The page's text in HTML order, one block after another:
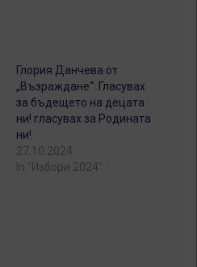
Глория Данчева от
„Възраждане“: Гласувах
за бъдещето на децата
ни! гласувах за Родината
ни!
27.10.2024
In "Избори 2024"